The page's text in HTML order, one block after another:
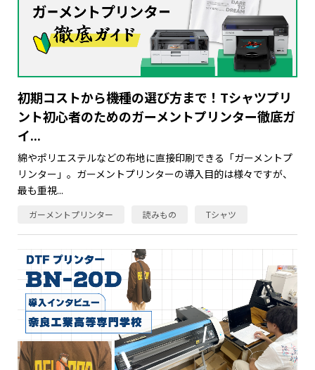
初期コストから機種の選び方まで！Tシャツプリ
ント初心者のためのガーメントプリンター徹底ガ
イ...
綿やポリエステルなどの布地に直接印刷できる「ガーメントプ
リンター」。ガーメントプリンターの導入目的は様々ですが、
最も重視...
ガーメントプリンター 読みもの Tシャツ